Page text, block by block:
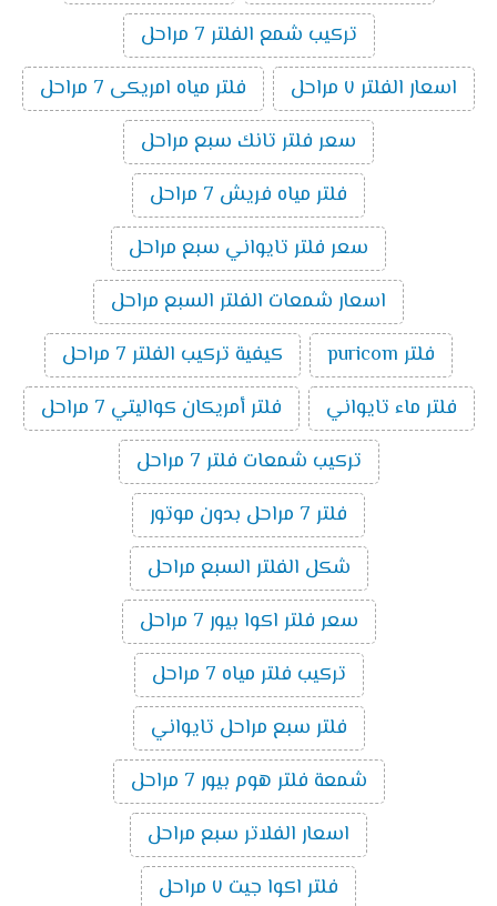
تركيب شمع الفلتر 7 مراحل
اسعار الفلتر ٧ مراحل
فلتر مياه امريكى 7 مراحل
سعر فلتر تانك سبع مراحل
فلتر مياه فريش 7 مراحل
سعر فلتر تايواني سبع مراحل
اسعار شمعات الفلتر السبع مراحل
فلتر puricom
كيفية تركيب الفلتر 7 مراحل
فلتر ماء تايواني
فلتر أمريكان كواليتي 7 مراحل
تركيب شمعات فلتر 7 مراحل
فلتر 7 مراحل بدون موتور
شكل الفلتر السبع مراحل
سعر فلتر اكوا بيور 7 مراحل
تركيب فلتر مياه 7 مراحل
فلتر سبع مراحل تايواني
شمعة فلتر هوم بيور 7 مراحل
اسعار الفلاتر سبع مراحل
فلتر اكوا جيت ٧ مراحل